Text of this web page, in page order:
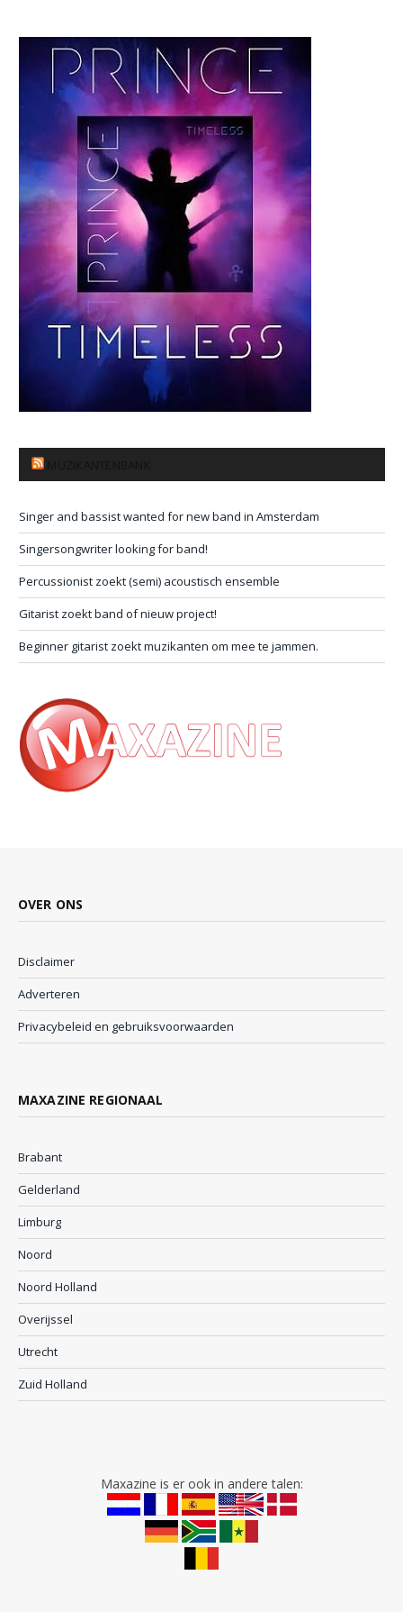
Singer and bassist wanted for new band in Amsterdam
Singersongwriter looking for band!
Percussionist zoekt (semi) acoustisch ensemble
Gitarist zoekt band of nieuw project!
Beginner gitarist zoekt muzikanten om mee te jammen.
OVER ONS
Disclaimer
Adverteren
Privacybeleid en gebruiksvoorwaarden
MAXAZINE REGIONAAL
Brabant
Gelderland
Limburg
Noord
Noord Holland
Overijssel
Utrecht
Zuid Holland
Maxazine is er ook in andere talen: